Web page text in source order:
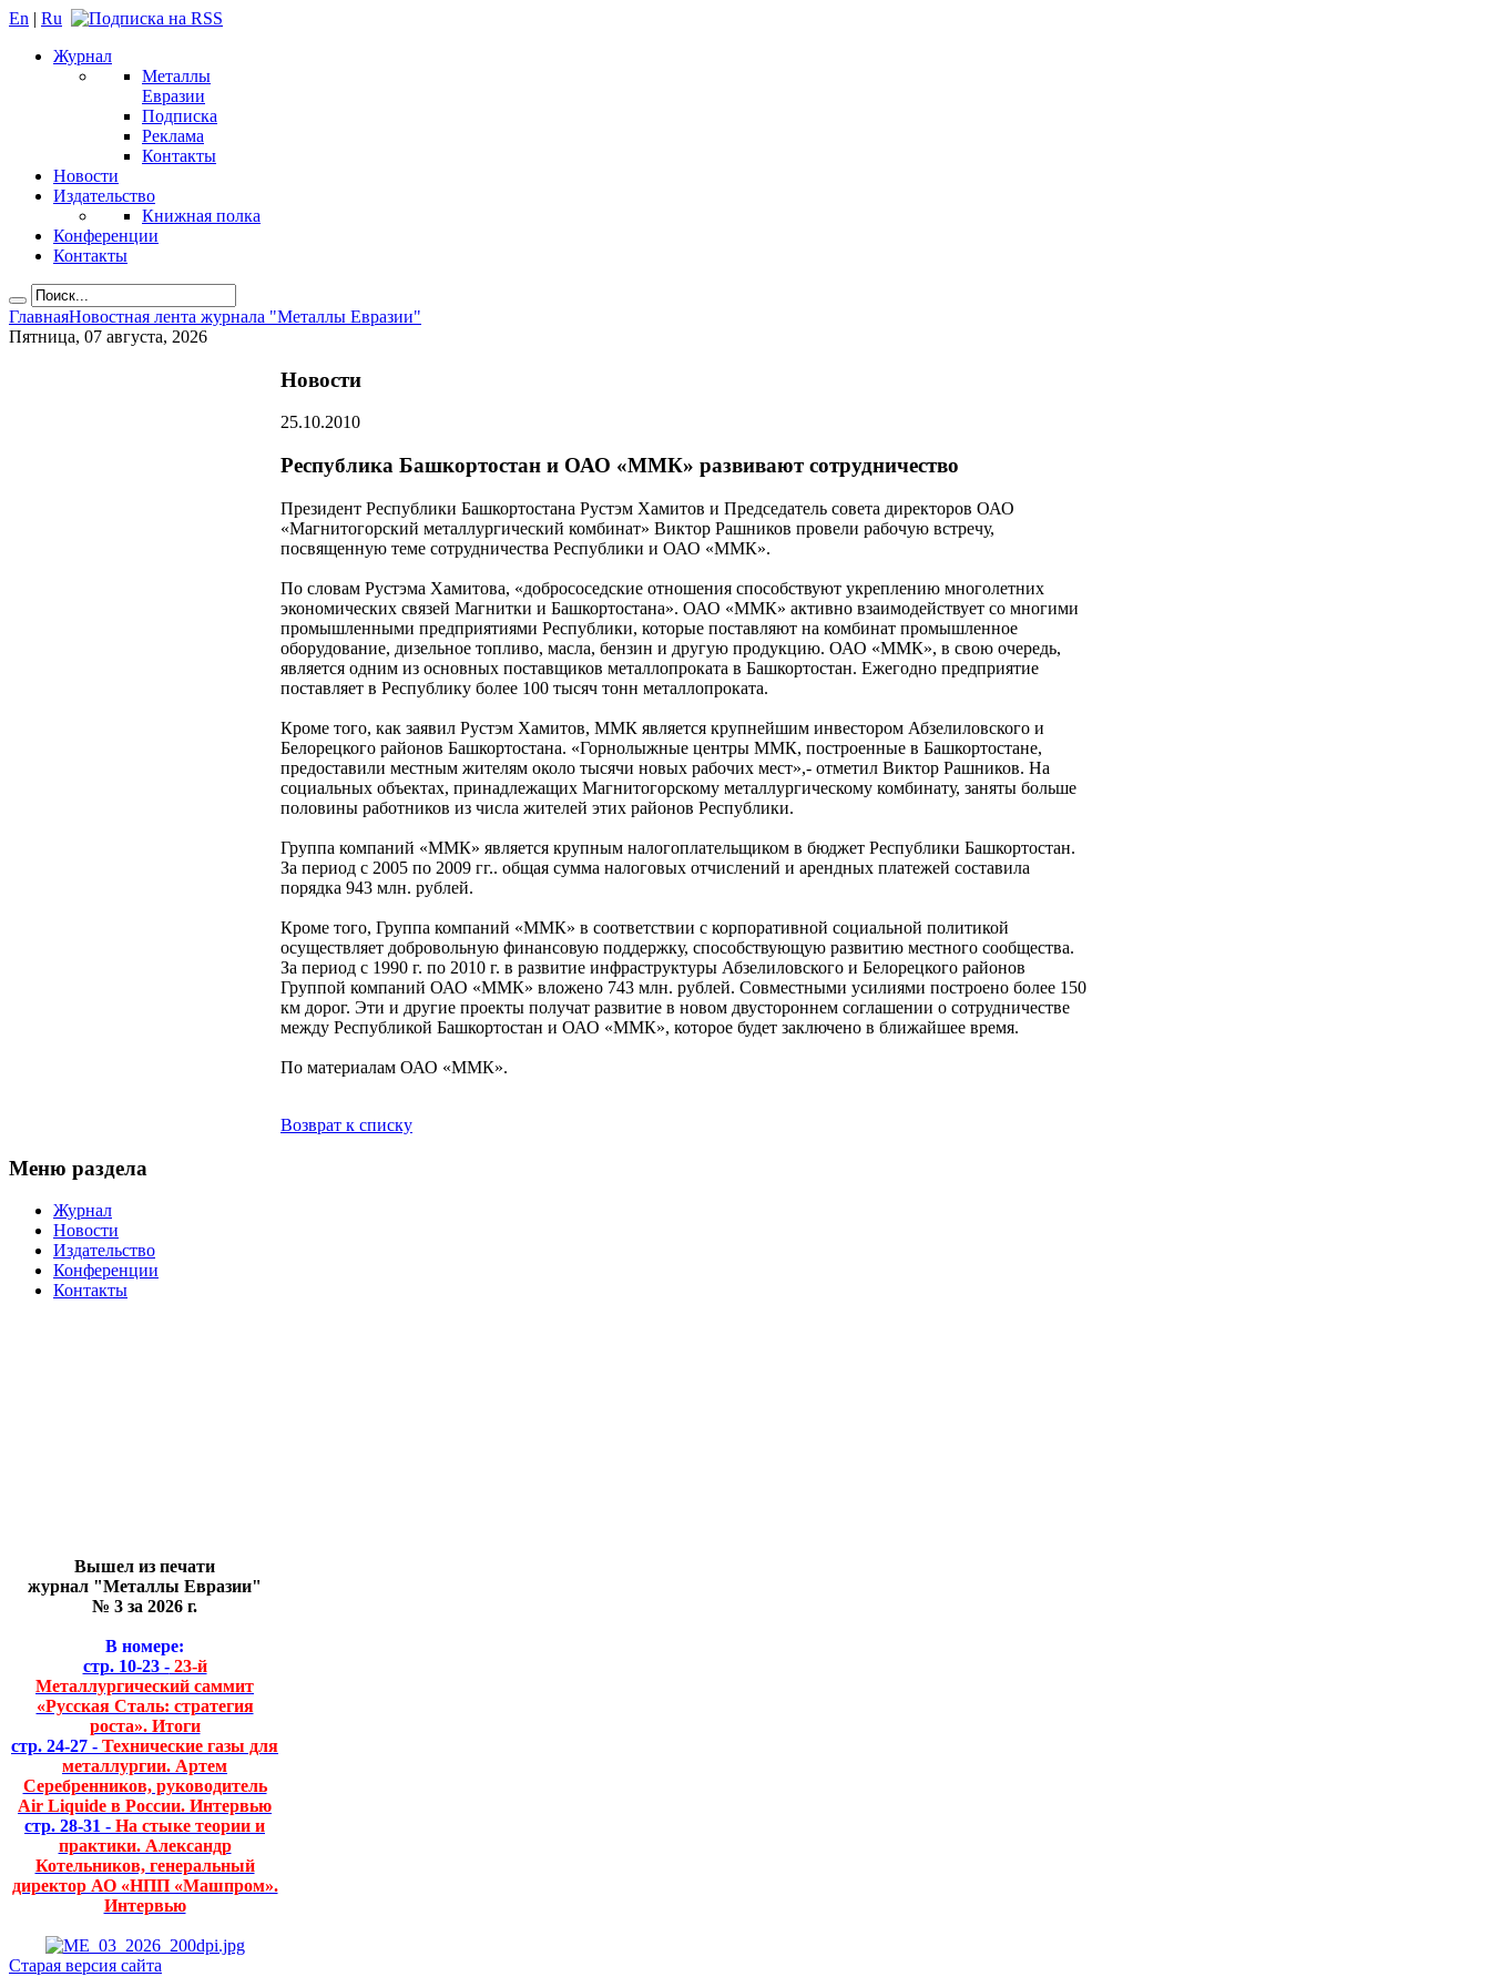
En | Ru
Журнал
Металлы
Евразии
Подписка
Реклама
Контакты
Новости
Издательство
Книжная полка
Конференции
Контакты
ГлавнаяНовостная лента журнала "Металлы Евразии"
Пятница, 07 августа, 2026
Новости
25.10.2010
Республика Башкортостан и ОАО «ММК» развивают сотрудничество
Президент Республики Башкортостана Рустэм Хамитов и Председатель совета директоров ОАО
«Магнитогорский металлургический комбинат» Виктор Рашников провели рабочую встречу,
посвященную теме сотрудничества Республики и ОАО «ММК».
По словам Рустэма Хамитова, «добрососедские отношения способствуют укреплению многолетних
экономических связей Магнитки и Башкортостана». ОАО «ММК» активно взаимодействует со многими
промышленными предприятиями Республики, которые поставляют на комбинат промышленное
оборудование, дизельное топливо, масла, бензин и другую продукцию. ОАО «ММК», в свою очередь,
является одним из основных поставщиков металлопроката в Башкортостан. Ежегодно предприятие
поставляет в Республику более 100 тысяч тонн металлопроката.
Кроме того, как заявил Рустэм Хамитов, ММК является крупнейшим инвестором Абзелиловского и
Белорецкого районов Башкортостана. «Горнолыжные центры ММК, построенные в Башкортостане,
предоставили местным жителям около тысячи новых рабочих мест»,- отметил Виктор Рашников. На
социальных объектах, принадлежащих Магнитогорскому металлургическому комбинату, заняты больше
половины работников из числа жителей этих районов Республики.
Группа компаний «ММК» является крупным налогоплательщиком в бюджет Республики Башкортостан.
За период с 2005 по 2009 гг.. общая сумма налоговых отчислений и арендных платежей составила
порядка 943 млн. рублей.
Кроме того, Группа компаний «ММК» в соответствии с корпоративной социальной политикой
осуществляет добровольную финансовую поддержку, способствующую развитию местного сообщества.
За период с 1990 г. по 2010 г. в развитие инфраструктуры Абзелиловского и Белорецкого районов
Группой компаний ОАО «ММК» вложено 743 млн. рублей. Совместными усилиями построено более 150
км дорог. Эти и другие проекты получат развитие в новом двустороннем соглашении о сотрудничестве
между Республикой Башкортостан и ОАО «ММК», которое будет заключено в ближайшее время.
По материалам ОАО «ММК».
Возврат к списку
Меню раздела
Журнал
Новости
Издательство
Конференции
Контакты
Вышел из печати
журнал "Металлы Евразии"
№ 3 за 2026 г.
В номере:
стр. 10-23 -23-й
Металлургический саммит
«Русская Сталь: стратегия
роста». Итоги
стр. 24-27 - Технические газы для
металлургии. Артем
Серебренников, руководитель
Air Liquide в России. Интервью
стр. 28-31 - На стыке теории и
практики. Александр
Котельников, генеральный
директор АО «НПП «Машпром».
Интервью
Старая версия сайта